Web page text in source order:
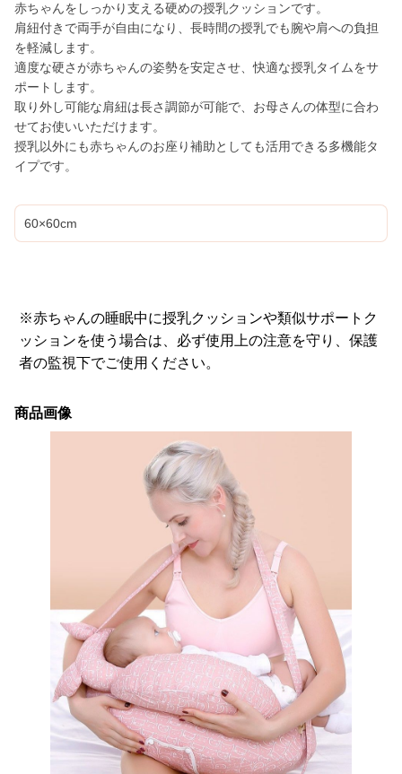
赤ちゃんをしっかり支える硬めの授乳クッションです。
肩紐付きで両手が自由になり、長時間の授乳でも腕や肩への負担
を軽減します。
適度な硬さが赤ちゃんの姿勢を安定させ、快適な授乳タイムをサ
ポートします。
取り外し可能な肩紐は長さ調節が可能で、お母さんの体型に合わ
せてお使いいただけます。
授乳以外にも赤ちゃんのお座り補助としても活用できる多機能タ
イプです。
60×60cm
※赤ちゃんの睡眠中に授乳クッションや類似サポートク
ッションを使う場合は、必ず使用上の注意を守り、保護
者の監視下でご使用ください。
商品画像